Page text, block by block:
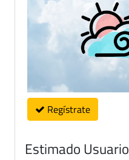
Regístrate
Estimado Usuario